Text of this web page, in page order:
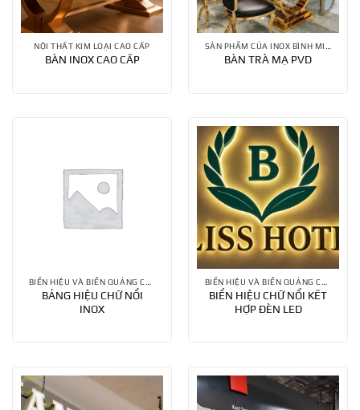
NỘI THẤT KIM LOẠI CAO CẤP
BÀN INOX CAO CẤP BÀN TRÀ MẠ PVD
BẢNG HIỆU CHỮ NỔI
INOX
BIỂN HIỆU CHỮ NỔI KẾT
HỢP ĐÈN LED